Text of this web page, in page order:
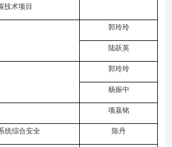
技术项目
郭玲玲
陆跃英
郭玲玲
杨振中
项嘉铭
统综合安全 陈丹